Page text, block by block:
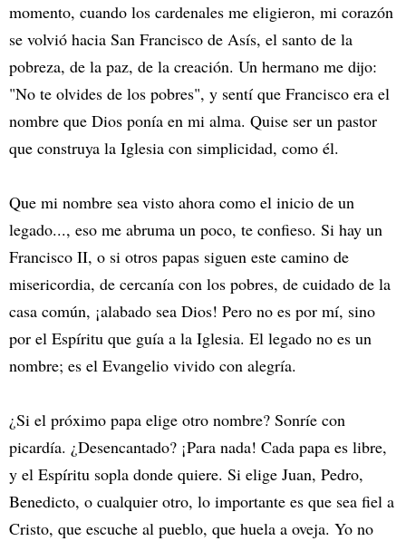
momento, cuando los cardenales me eligieron, mi corazón
se volvió hacia San Francisco de Asís, el santo de la
pobreza, de la paz, de la creación. Un hermano me dijo:
"No te olvides de los pobres", y sentí que Francisco era el
nombre que Dios ponía en mi alma. Quise ser un pastor
que construya la Iglesia con simplicidad, como él.
Que mi nombre sea visto ahora como el inicio de un
legado..., eso me abruma un poco, te confieso. Si hay un
Francisco II, o si otros papas siguen este camino de
misericordia, de cercanía con los pobres, de cuidado de la
casa común, ¡alabado sea Dios! Pero no es por mí, sino
por el Espíritu que guía a la Iglesia. El legado no es un
nombre; es el Evangelio vivido con alegría.
¿Si el próximo papa elige otro nombre? Sonríe con
picardía. ¿Desencantado? ¡Para nada! Cada papa es libre,
y el Espíritu sopla donde quiere. Si elige Juan, Pedro,
Benedicto, o cualquier otro, lo importante es que sea fiel a
Cristo, que escuche al pueblo, que huela a oveja. Yo no